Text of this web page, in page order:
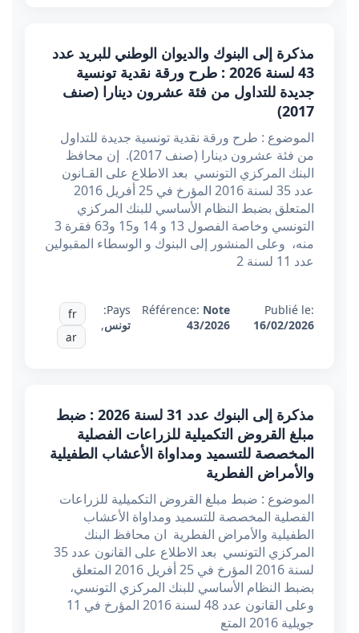
مذكرة إلى البنوك والديوان الوطني للبريد عدد
43 لسنة 2026 : طرح ورقة نقدية تونسية
جديدة للتداول من فئة عشرون دينارا (صنف
2017)
الموضوع : طرح ورقة نقدية تونسية جديدة للتداول
من فئة عشرون دينارا (صنف 2017). إن محافظ
البنك المركزي التونسي بعد الاطلاع على القـانون
عدد 35 لسنة 2016 المؤرخ في 25 أفريل 2016
المتعلق بضبط النظام الأساسي للبنك المركزي
التونسي وخاصة الفصول 13 و 14 و15 و63 فقرة 3
منه، وعلى المنشور إلى البنوك و الوسطاء المقبولين
عدد 11 لسنة 2
Publié le:
16/02/2026
Référence: Note
43/2026
Pays:
تونس,
fr
ar
مذكرة إلى البنوك عدد 31 لسنة 2026 : ضبط
مبلغ القروض التكميلية للزراعات الفصلية
المخصصة للتسميد ومداواة الأعشاب الطفيلية
والأمراض الفطرية
الموضوع : ضبط مبلغ القروض التكميلية للزراعات
الفصلية المخصصة للتسميد ومداواة الأعشاب
الطفيلية والأمراض الفطرية ان محافظ البنك
المركزي التونسي بعد الاطلاع على القانون عدد 35
لسنة 2016 المؤرخ في 25 أفريل 2016 المتعلق
بضبط النظام الأساسي للبنك المركزي التونسي،
وعلى القانون عدد 48 لسنة 2016 المؤرخ في 11
جويلية 2016 المتع